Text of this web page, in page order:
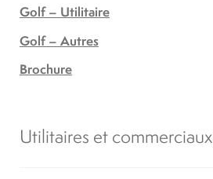
Golf – Utilitaire
Golf – Autres
Brochure
Utilitaires et commerciaux